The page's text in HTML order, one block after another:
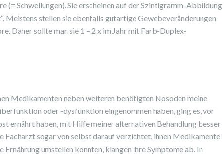
(= Schwellungen). Sie erscheinen auf der Szintigramm-Abbildung
Meistens stellen sie ebenfalls gutartige Gewebeveränderungen
Daher sollte man sie 1 – 2 x im Jahr mit Farb-Duplex-
Medikamenten neben weiteren benötigten Nosoden meine
oder -dysfunktion eingenommen haben, ging es, vor
ernährt haben, mit Hilfe meiner alternativen Behandlung besser
Facharzt sogar von selbst darauf verzichtet, ihnen Medikamente
Ernährung umstellen konnten, klangen ihre Symptome ab. In